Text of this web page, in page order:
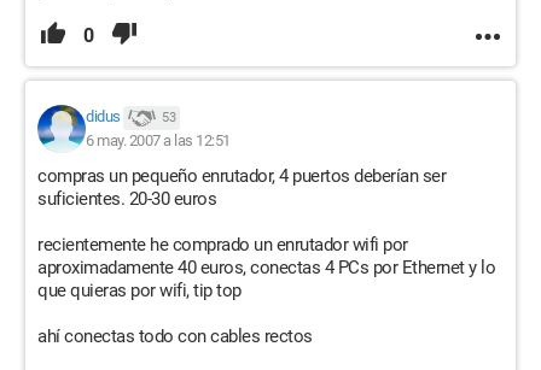
0
didus 53
6 may. 2007 a las 12:51
compras un pequeño enrutador, 4 puertos deberían ser
suficientes. 20-30 euros
recientemente he comprado un enrutador wifi por
aproximadamente 40 euros, conectas 4 PCs por Ethernet y lo
que quieras por wifi, tip top
ahí conectas todo con cables rectos